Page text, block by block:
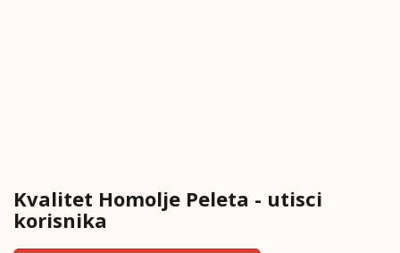
Kvalitet Homolje Peleta - utisci
korisnika